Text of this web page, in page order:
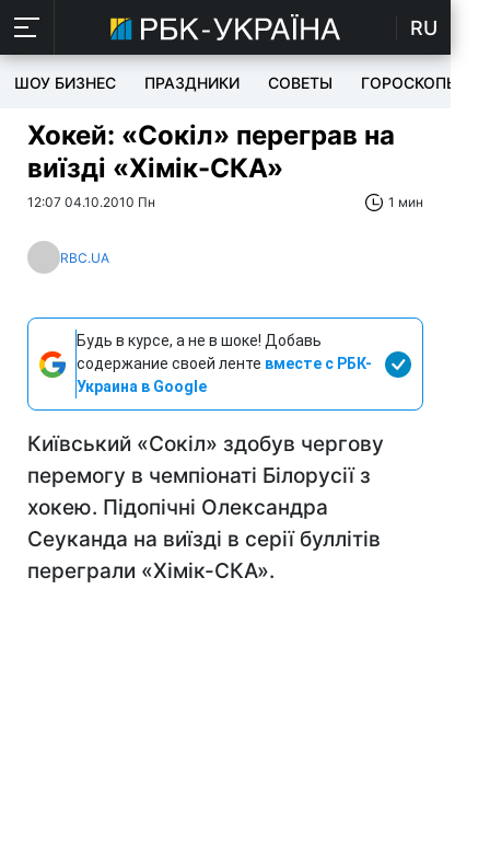
RU
ШОУ БИЗНЕС ПРАЗДНИКИ СОВЕТЫ ГОРОСКОПЫ
Хокей: «Сокіл» переграв на
виїзді «Хімік-СКА»
12:07 04.10.2010 Пн 1 мин
RBC.UA
Будь в курсе, а не в шоке! Добавь
содержание своей ленте вместе с РБК-
Украина в Google
Київський «Сокіл» здобув чергову
перемогу в чемпіонаті Білорусії з
хокею. Підопічні Олександра
Сеуканда на виїзді в серії буллітів
переграли «Хімік-СКА».